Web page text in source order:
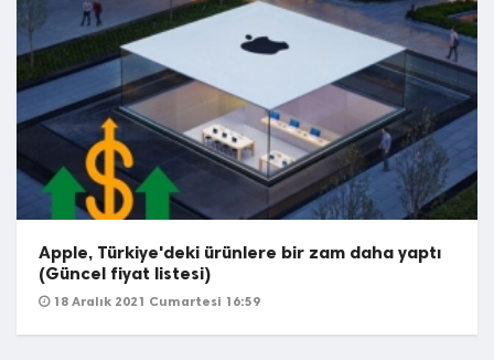
Apple, Türkiye'deki ürünlere bir zam daha yaptı
(Güncel fiyat listesi)
18 Aralık 2021 Cumartesi 16:59